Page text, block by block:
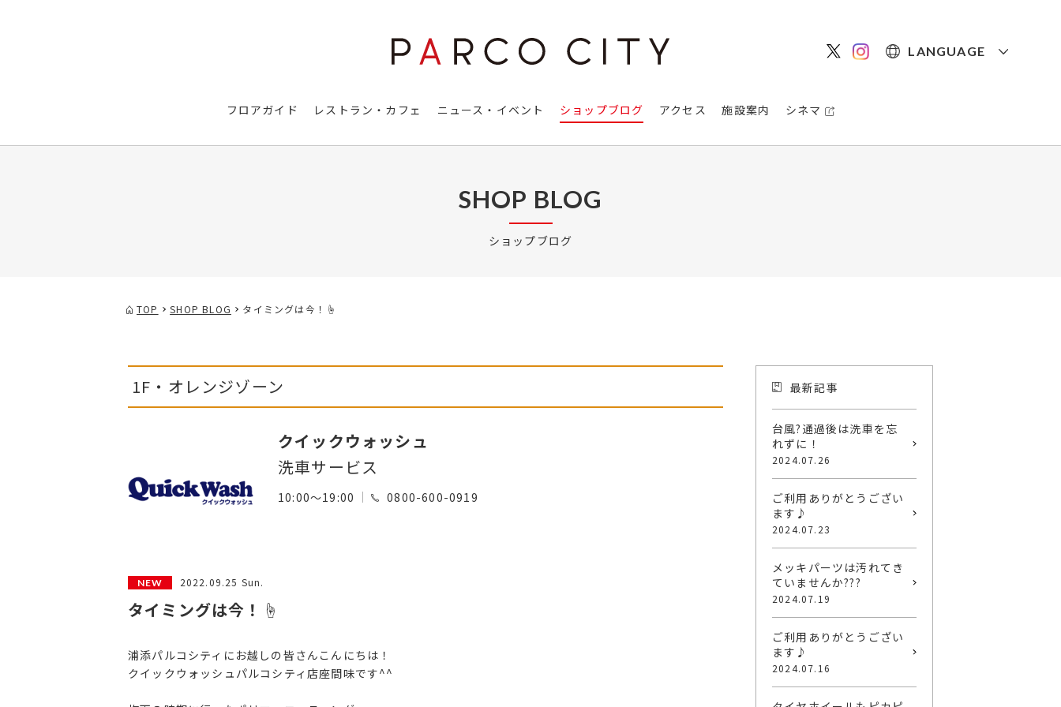
LANGUAGE
フロアガイド レストラン・カフェ ニュース・イベント ショップブログ アクセス 施設案内 シネマ
SHOP BLOG
ショップブログ
TOP SHOP BLOG タイミングは今！☝️
1F・オレンジゾーン
クイックウォッシュ
洗車サービス
10:00～19:00 0800-600-0919
2022.09.25 Sun.
タイミングは今！☝️
浦添パルコシティにお越しの皆さんこんにちは！
クイックウォッシュパルコシティ店座間味です^^
最新記事
台風?通過後は洗車を忘
れずに！
2024.07.26
ご利用ありがとうござい
ます♪
2024.07.23
メッキパーツは汚れてき
ていませんか???
2024.07.19
ご利用ありがとうござい
ます♪
2024.07.16